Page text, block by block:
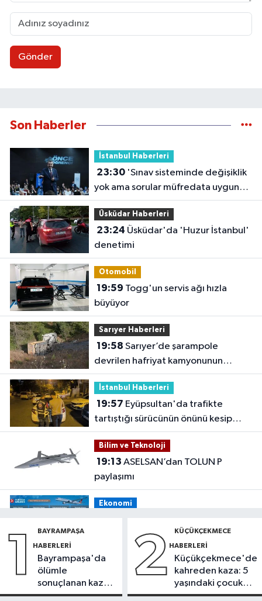
Gönder
Son Haberler
İstanbul Haberleri
23:30'Sınav sisteminde değişiklik
yok ama sorular müfredata uygun
hale gelecek'
Üsküdar Haberleri
23:24
denetimi
Otomobil
19:59
büyüyor
Sarıyer Haberleri
19:58
devrilen hafriyat kamyonunun
şoförü yaralandı
İstanbul Haberleri
19:57
tartıştığı sürücünün önünü kesip
tehdit eden saldırgana 180 bin lira
ceza
Bilim ve Teknoloji
19:13
paylaşımı
Ekonomi
milyon yolcu taşıdı
Bilim ve Teknoloji
yeni nesil uydulara taşınıyor
1 BAYRAMPAŞA
HABERLERI
Bayrampaşa'da
ölümle
sonuçlanan kaza:
Sürücü
2 KÜÇÜKÇEKMECE
HABERLERI
Küçükçekmece'de
kahreden kaza: 5
yaşındaki çocuk
yoğun bakımda